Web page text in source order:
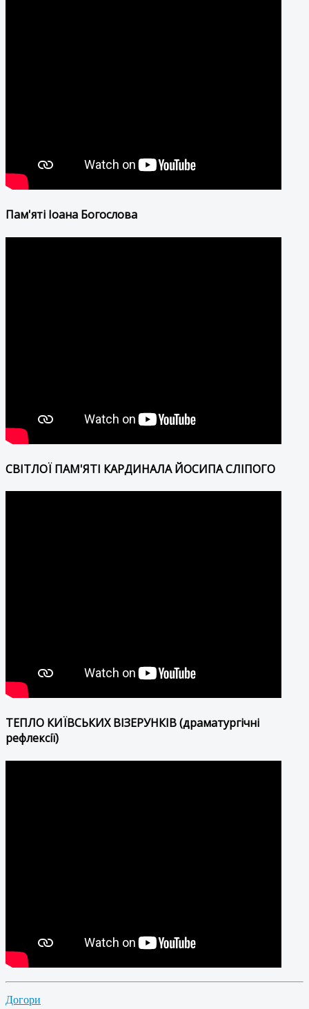
Пам'яті Іоана Богослова
СВІТЛОЇ ПАМ'ЯТІ КАРДИНАЛА ЙОСИПА СЛІПОГО
ТЕПЛО КИЇВСЬКИХ ВІЗЕРУНКІВ (драматургічні
рефлексії)
Догори